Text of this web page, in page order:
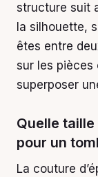
structure suit
la silhouette,
êtes entre
sur les pièces
superposer
Quelle
pour un
La couture